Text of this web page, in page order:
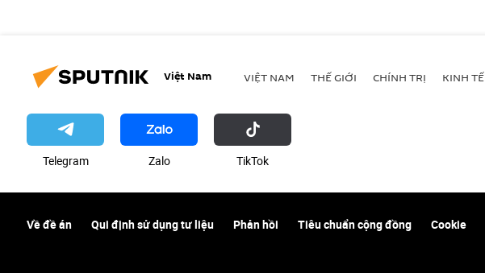
Việt Nam VIỆT NAM THẾ GIỚI CHÍNH TRỊ KINH TẾ
Telegram Zalo ТikТоk
Về đề án Qui định sử dụng tư liệu Phản hồi Tiêu chuẩn cộng đồng Cookie